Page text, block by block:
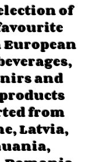
of
European
and
from
Latvia,